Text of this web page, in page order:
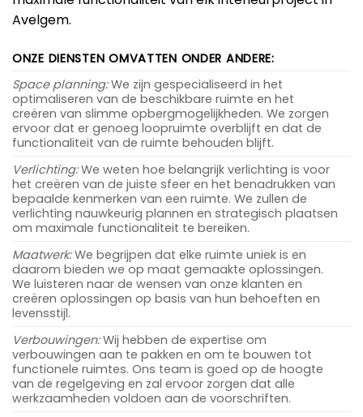
Avelgem.
ONZE DIENSTEN OMVATTEN ONDER ANDERE:
Space planning:We zijn gespecialiseerd in het
optimaliseren van de beschikbare ruimte en het
creëren van slimme opbergmogelijkheden. We zorgen
ervoor dat er genoeg loopruimte overblijft en dat de
functionaliteit van de ruimte behouden blijft.
Verlichting:We weten hoe belangrijk verlichting is voor
het creëren van de juiste sfeer en het benadrukken van
bepaalde kenmerken van een ruimte. We zullen de
verlichting nauwkeurig plannen en strategisch plaatsen
om maximale functionaliteit te bereiken.
Maatwerk:We begrijpen dat elke ruimte uniek is en
daarom bieden we op maat gemaakte oplossingen.
We luisteren naar de wensen van onze klanten en
creëren oplossingen op basis van hun behoeften en
levensstijl.
Verbouwingen:Wij hebben de expertise om
verbouwingen aan te pakken en om te bouwen tot
functionele ruimtes. Ons team is goed op de hoogte
van de regelgeving en zal ervoor zorgen dat alle
werkzaamheden voldoen aan de voorschriften.